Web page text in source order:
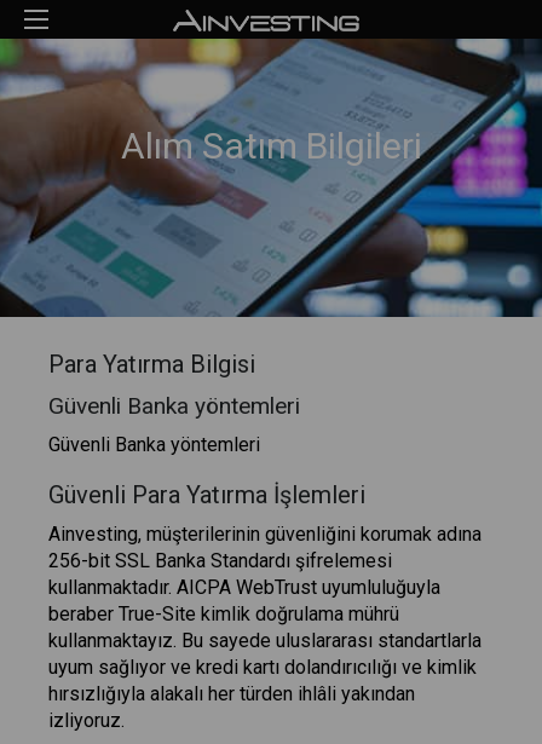
Alım Satım Bilgileri
Para Yatırma Bilgisi
Güvenli Banka yöntemleri
Güvenli Banka yöntemleri
Güvenli Para Yatırma İşlemleri
Ainvesting, müşterilerinin güvenliğini korumak adına
256-bit SSL Banka Standardı şifrelemesi
kullanmaktadır. AICPA WebTrust uyumluluğuyla
beraber True-Site kimlik doğrulama mührü
kullanmaktayız. Bu sayede uluslararası standartlarla
uyum sağlıyor ve kredi kartı dolandırıcılığı ve kimlik
hırsızlığıyla alakalı her türden ihlâli yakından
izliyoruz.